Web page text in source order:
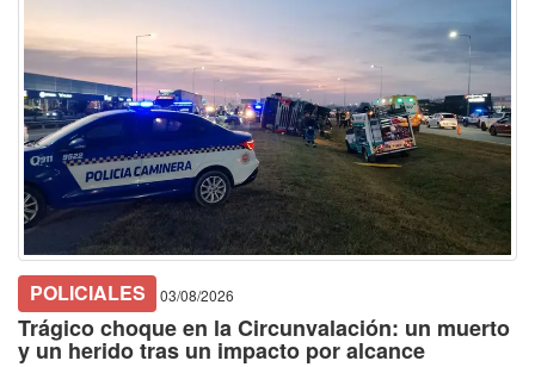
POLICIALES 03/08/2026
Trágico choque en la Circunvalación: un muerto
y un herido tras un impacto por alcance